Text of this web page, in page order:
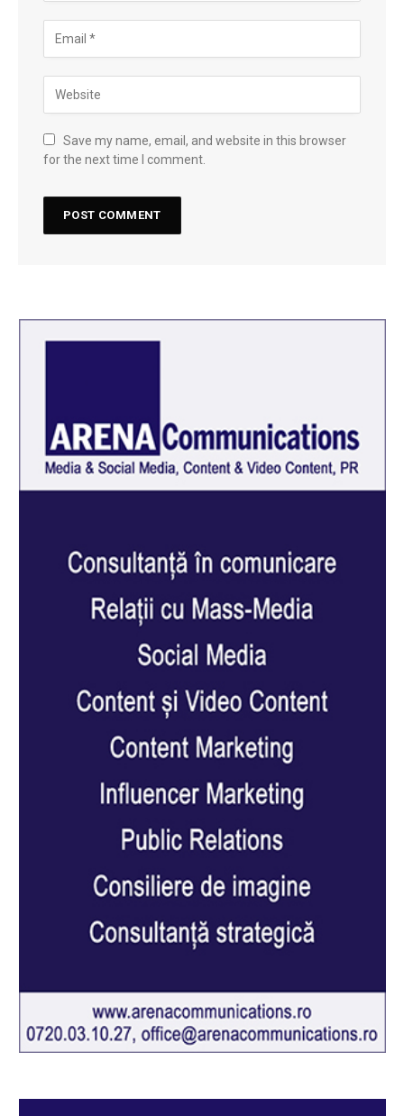
Save my name, email, and website in this browser
for the next time I comment.